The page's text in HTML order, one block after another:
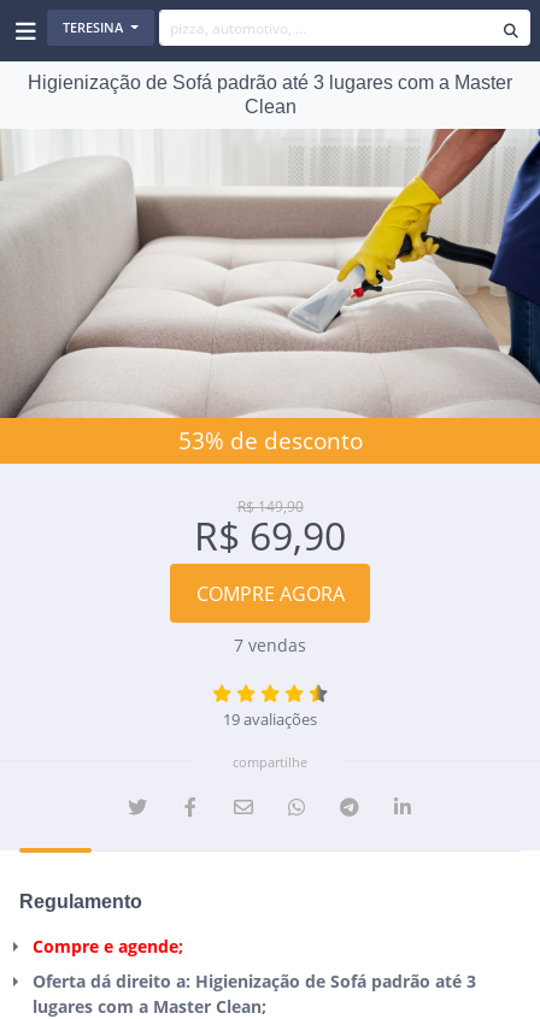
TERESINA
Higienização de Sofá padrão até 3 lugares com a Master
Clean
53% de desconto
R$ 149,90
R$ 69,90
COMPRE AGORA
7 vendas
19 avaliações
compartilhe
Regulamento
Compre e agende;
Oferta dá direito a: Higienização de Sofá padrão até 3
lugares com a Master Clean;